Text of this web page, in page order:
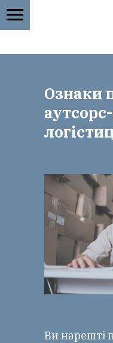
Ознаки
Ви нарешті